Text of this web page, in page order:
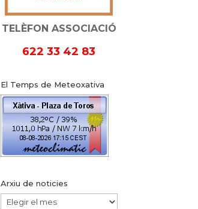
TELÈFON ASSOCIACIÓ
622 33 42 83
El Temps de Meteoxativa
Arxiu de noticies
Arxiu